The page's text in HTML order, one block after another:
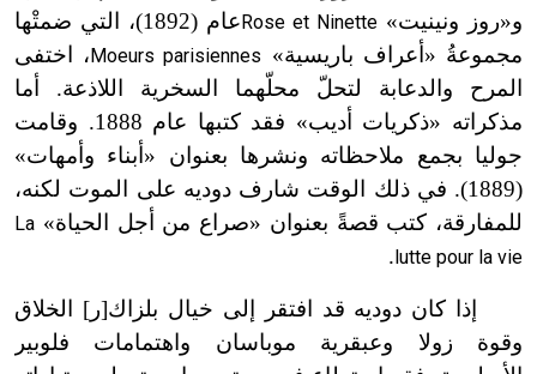
و«روز ونينيت» Rose et Ninette عام (1892)
، التي ضمتْها
مجموعةُ «أعراف باريسية» Moeurs parisiennes ، اختفى
المرح والدعابة لتحلّ محلّهما السخرية اللاذعة. أما
مذكراته «ذكريات أديب» فقد كتبها عام 1888. وقامت
جوليا بجمع ملاحظاته ونشرها بعنوان «أبناء وأمهات»
(1889). في ذلك الوقت شارف دوديه على الموت لكنه،
للمفارقة، كتب قصةً بعنوان «صراع من أجل الحياة» La
lutte pour la vie
.
إذا كان دوديه قد افتقر إلى خيال بلزاك[ر] الخلاق
وقوة زولا وعبقرية موباسان واهتمامات فلوبير